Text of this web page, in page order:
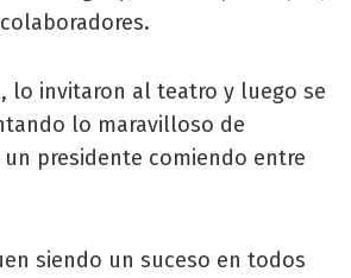
lo invitaron al teatro y luego se
lo maravilloso de
presidente comiendo entre
siendo un suceso en todos